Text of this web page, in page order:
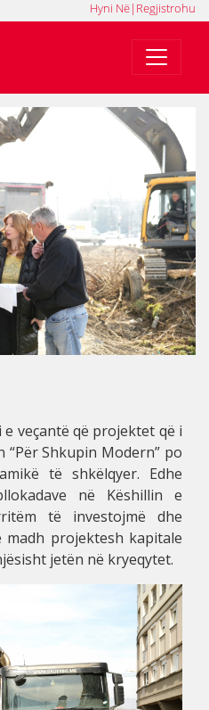
Regjistrohu
|
Hyni Në
veçantë që projektet që i
Shkupin Modern” po
të shkëlqyer. Edhe
në Këshillin e
të investojmë dhe
projektesh kapitale
jetën në kryeqytet.